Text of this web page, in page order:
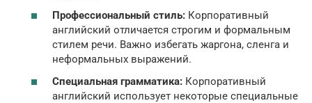
Профессиональный стиль: Корпоративный
английский отличается строгим и формальным
стилем речи. Важно избегать жаргона, сленга и
неформальных выражений.
Специальная грамматика: Корпоративный
английский использует некоторые специальные